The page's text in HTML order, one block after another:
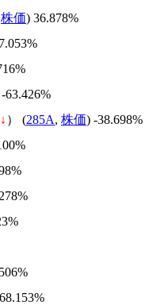
株価) 36.878%
63.426%
↓ ） (285A, 株価) -38.698%